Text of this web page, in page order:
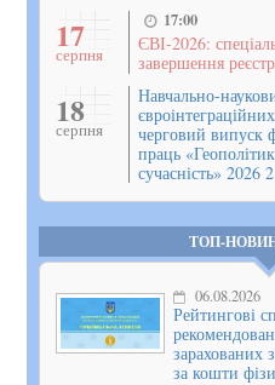
17
серпня
17:00
ЄВІ-2026:
завершення
18
серпня
Навчально-
черговий випуск
праць
сучасність» 2026
ТОП-
06.08.2026
Рейтингові
зарахованих
за кошти